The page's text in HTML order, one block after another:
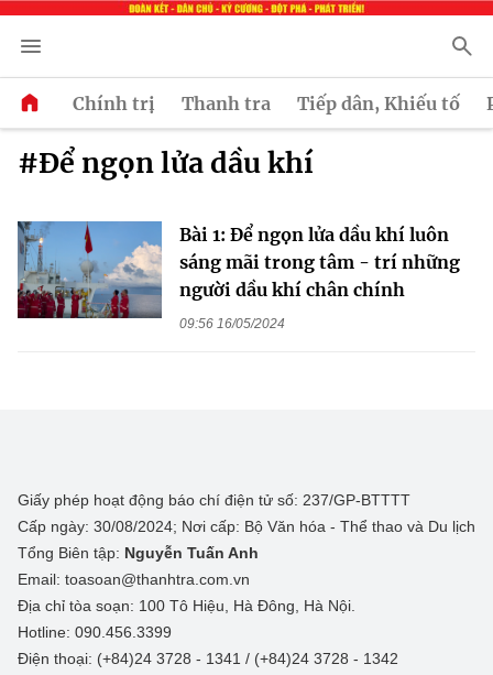
Chính trị Thanh tra Tiếp dân, Khiếu tố
#Để ngọn lửa dầu khí
Bài 1: Để ngọn lửa dầu khí luôn
sáng mãi trong tâm - trí những
người dầu khí chân chính
09:56 16/05/2024
Giấy phép hoạt động báo chí điện tử số: 237/GP-BTTTT
Cấp ngày: 30/08/2024; Nơi cấp: Bộ Văn hóa - Thể thao và Du lịch
Tổng Biên tập: Nguyễn Tuấn Anh
Email: toasoan@thanhtra.com.vn
Địa chỉ tòa soạn: 100 Tô Hiệu, Hà Đông, Hà Nội.
Hotline: 090.456.3399
Điện thoại: (+84)24 3728 - 1341 / (+84)24 3728 - 1342